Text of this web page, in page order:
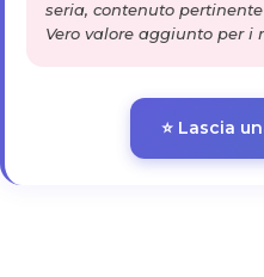
seria, contenuto
Vero valore aggiunto per i
⭐ Lascia